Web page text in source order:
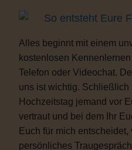
So entsteht Eure
Alles beginnt mit einem
kostenlosen
Telefon oder Videochat.
uns ist wichtig. Schließlich
Hochzeitstag jemand vor
vertraut und bei dem Ihr
Euch für mich
persönliches